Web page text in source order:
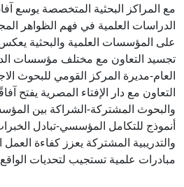
المراكز البحثية المتخصصة يوسع آفاق
العلمية في فهم الظواهر
المؤسسات العلمية والبحثية يعكس
التعاون مع مختلف مؤسسات
مديرة المركز القومي للبحوث
مع دار الإفتاء المصرية يفتح آفاقًا
المشتركة-الشراكة بين المؤسسات
للتكامل المؤسسي-تبادل الخبرات
المشتركة يعزز كفاءة العمل
علمية تستجيب لتحديات الواقع